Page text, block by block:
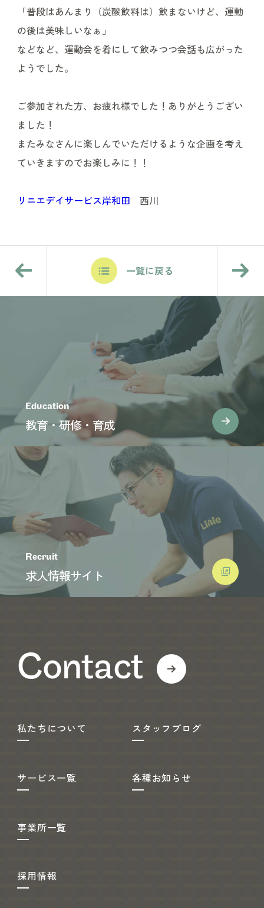
「普段はあんまり（炭酸飲料は）飲まないけど、運動
の後は美味しいなぁ」
などなど、運動会を肴にして飲みつつ会話も広がった
ようでした。
ご参加された方、お疲れ様でした！ありがとうござい
ました！
またみなさんに楽しんでいただけるような企画を考え
ていきますのでお楽しみに！！
リニエデイサービス岸和田 西川
一覧に戻る
Education
教育・研修・育成
Recruit
求人情報サイト
Contact
私たちについて
サービス一覧
事業所一覧
スタッフブログ
各種お知らせ
採用情報